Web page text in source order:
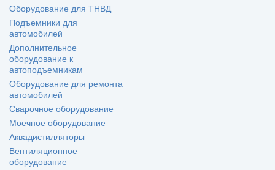
Оборудование для ТНВД
Подъемники для
автомобилей
Дополнительное
оборудование к
автоподъемникам
Оборудование для ремонта
автомобилей
Сварочное оборудование
Моечное оборудование
Аквадистилляторы
Вентиляционное
оборудование